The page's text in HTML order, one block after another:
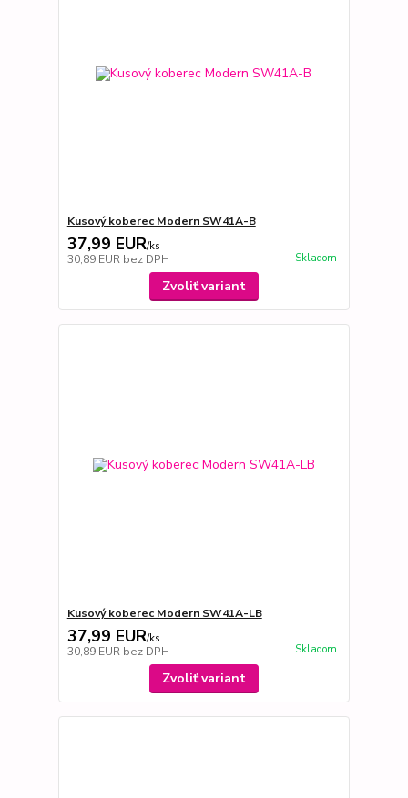
Kusový koberec Modern SW41A-B
37,99 EUR/ks
30,89 EUR bez DPH Skladom
Zvoliť variant
Kusový koberec Modern SW41A-LB
37,99 EUR/ks
30,89 EUR bez DPH Skladom
Zvoliť variant